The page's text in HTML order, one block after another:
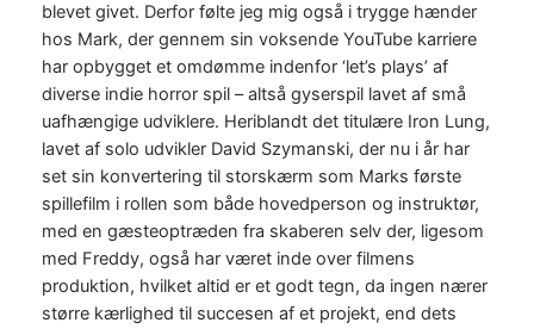
blevet givet. Derfor følte jeg mig også i trygge hænder
hos Mark, der gennem sin voksende YouTube karriere
har opbygget et omdømme indenfor ‘let’s plays’ af
diverse indie horror spil – altså gyserspil lavet af små
uafhængige udviklere. Heriblandt det titulære Iron Lung,
lavet af solo udvikler David Szymanski, der nu i år har
set sin konvertering til storskærm som Marks første
spillefilm i rollen som både hovedperson og instruktør,
med en gæsteoptræden fra skaberen selv der, ligesom
med Freddy, også har været inde over filmens
produktion, hvilket altid er et godt tegn, da ingen nærer
større kærlighed til succesen af et projekt, end dets